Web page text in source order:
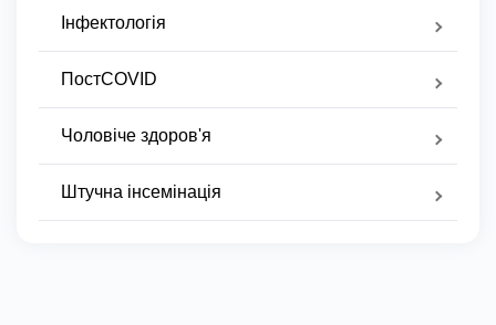
Інфектологія
ПостCOVID
Чоловіче здоров'я
Штучна інсемінація